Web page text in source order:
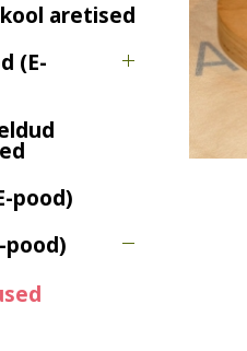
aretised
(E-
pood)
pood)